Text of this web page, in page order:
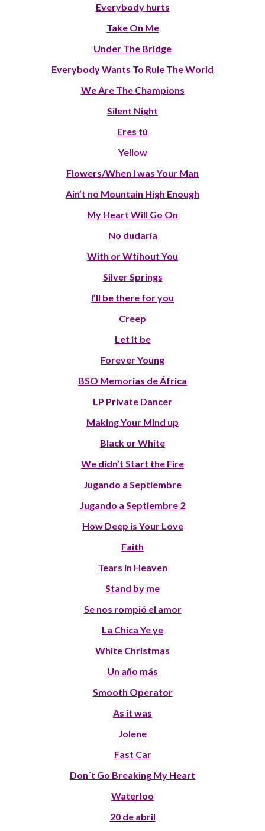
Everybody hurts
Take On Me
Under The Bridge
Everybody Wants To Rule The World
We Are The Champions
Silent Night
Eres tú
Yellow
Flowers/When I was Your Man
Ain’t no Mountain High Enough
My Heart Will Go On
No dudaría
With or Wtihout You
Silver Springs
I’ll be there for you
Creep
Let it be
Forever Young
BSO Memorias de África
LP Private Dancer
Making Your MInd up
Black or White
We didn’t Start the Fire
Jugando a Septiembre
Jugando a Septiembre 2
How Deep is Your Love
Faith
Tears in Heaven
Stand by me
Se nos rompió el amor
La Chica Ye ye
White Christmas
Un año más
Smooth Operator
As it was
Jolene
Fast Car
Don´t Go Breaking My Heart
Waterloo
20 de abril